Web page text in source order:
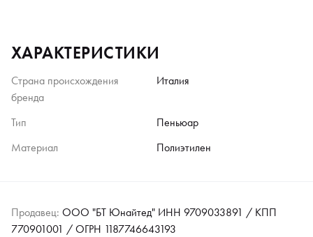
ХАРАКТЕРИСТИКИ
Страна происхождения
бренда
Италия
Тип
Пеньюар
Материал
Полиэтилен
Продавец: ООО "БТ Юнайтед" ИНН 9709033891 / КПП
770901001 / ОГРН 1187746643193